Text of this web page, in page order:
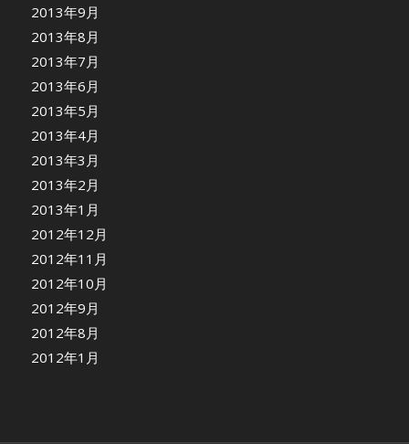
2013年9月
2013年8月
2013年7月
2013年6月
2013年5月
2013年4月
2013年3月
2013年2月
2013年1月
2012年12月
2012年11月
2012年10月
2012年9月
2012年8月
2012年1月